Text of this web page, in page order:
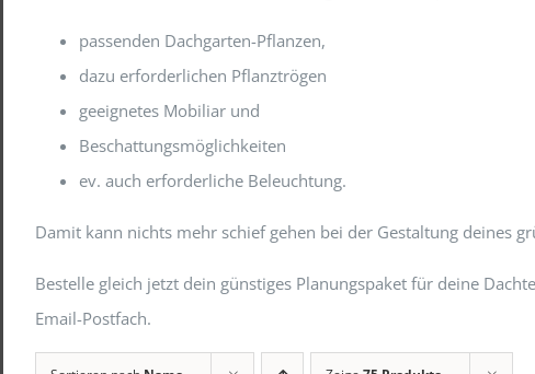
passenden Dachgarten-Pflanzen,
dazu erforderlichen Pflanztrögen
geeignetes Mobiliar und
Beschattungsmöglichkeiten
ev. auch erforderliche Beleuchtung.
Damit kann nichts mehr schief gehen bei der Gestaltung deines
Bestelle gleich jetzt dein günstiges Planungspaket für deine
Email-Postfach.